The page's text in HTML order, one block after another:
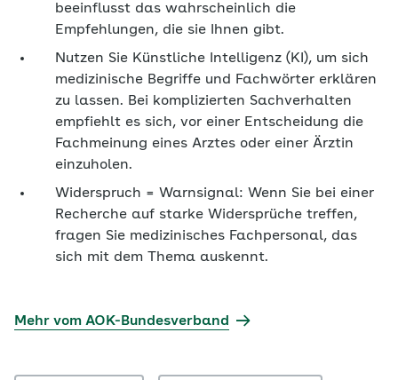
beeinflusst das wahrscheinlich die
Empfehlungen, die sie Ihnen gibt.
Nutzen Sie Künstliche Intelligenz (KI), um sich
medizinische Begriffe und Fachwörter erklären
zu lassen. Bei komplizierten Sachverhalten
empfiehlt es sich, vor einer Entscheidung die
Fachmeinung eines Arztes oder einer Ärztin
einzuholen.
Widerspruch = Warnsignal: Wenn Sie bei einer
Recherche auf starke Widersprüche treffen,
fragen Sie medizinisches Fachpersonal, das
sich mit dem Thema auskennt.
Mehr vom AOK-Bundesverband